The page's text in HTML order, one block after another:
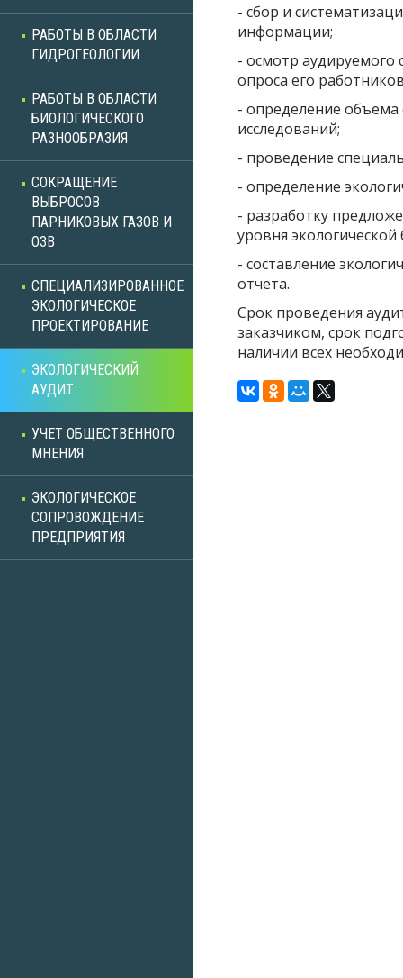
РАБОТЫ В ОБЛАСТИ
ГИДРОГЕОЛОГИИ
РАБОТЫ В ОБЛАСТИ
БИОЛОГИЧЕСКОГО
РАЗНООБРАЗИЯ
СОКРАЩЕНИЕ
ВЫБРОСОВ
ПАРНИКОВЫХ ГАЗОВ И
ОЗВ
СПЕЦИАЛИЗИРОВАННОЕ
ЭКОЛОГИЧЕСКОЕ
ПРОЕКТИРОВАНИЕ
ЭКОЛОГИЧЕСКИЙ
АУДИТ
УЧЕТ ОБЩЕСТВЕННОГО
МНЕНИЯ
ЭКОЛОГИЧЕСКОЕ
СОПРОВОЖДЕНИЕ
ПРЕДПРИЯТИЯ
- сбор и
информации;
- осмотр аудируемого
опроса его
- определение
исследований;
- проведение
- определение
- разработку
уровня экологической
- составление
отчета.
Срок проведения
заказчиком, срок
наличии всех